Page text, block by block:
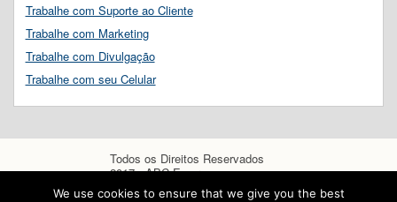
Trabalhe com Suporte ao Cliente
Trabalhe com Marketing
Trabalhe com Divulgação
Trabalhe com seu Celular
Todos os Direitos Reservados
2017 - ABC Empregos
We use cookies to ensure that we give you the best